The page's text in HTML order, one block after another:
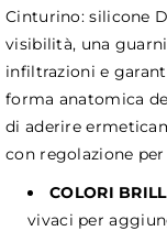
Cinturino: silicone
visibilità, una
infiltrazioni e
forma anatomica
di aderire
con regolazione
COLORI
vivaci per